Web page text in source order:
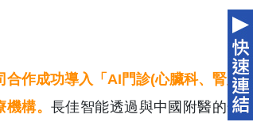
合作成功導入「AI門診(心臟科、腎臟
機構。長佳智能透過與中國附醫的合